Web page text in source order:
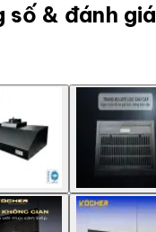
số & đánh giá